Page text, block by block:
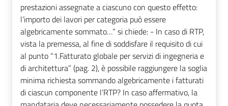
prestazioni assegnate a ciascuno con questo effetto:
l’importo dei lavori per categoria può essere
algebricamente sommato…” si chiede: - In caso di RTP,
vista la premessa, al fine di soddisfare il requisito di cui
al punto “1.Fatturato globale per servizi di ingegneria e
di architettura” (pag. 2), è possibile raggiungere la soglia
minima richiesta sommando algebricamente i fatturati
di ciascun componente l’RTP? In caso affermativo, la